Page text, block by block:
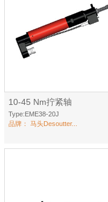
10-45 Nm拧紧轴
Type:EME38-20J
品牌：马头Desoutter...